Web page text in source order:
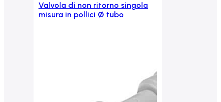
Aggiungi al carrello
Valvola di non ritorno singola
misura in pollici Ø tubo